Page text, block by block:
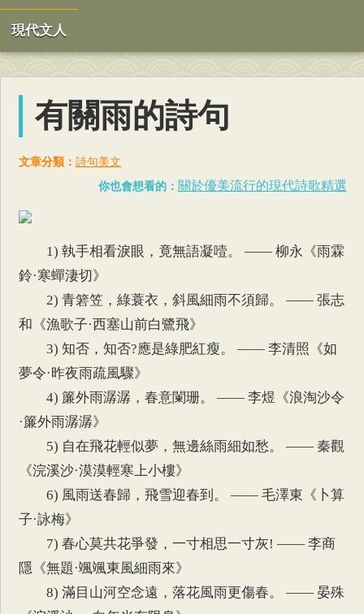
現代文人
有關雨的詩句
文章分類：詩句美文
你也會想看的： 關於優美流行的現代詩歌精選
1) 執手相看淚眼，竟無語凝噎。 —— 柳永《雨霖
鈴·寒蟬淒切》
2) 青箬笠，綠蓑衣，斜風細雨不須歸。 —— 張志
和《漁歌子·西塞山前白鷺飛》
3) 知否，知否?應是綠肥紅瘦。 —— 李清照《如
夢令·昨夜雨疏風驟》
4) 簾外雨潺潺，春意闌珊。 —— 李煜《浪淘沙令
·簾外雨潺潺》
5) 自在飛花輕似夢，無邊絲雨細如愁。 —— 秦觀
《浣溪沙·漠漠輕寒上小樓》
6) 風雨送春歸，飛雪迎春到。 —— 毛澤東《卜算
子·詠梅》
7) 春心莫共花爭發，一寸相思一寸灰! —— 李商
隱《無題·颯颯東風細雨來》
8) 滿目山河空念遠，落花風雨更傷春。 —— 晏殊